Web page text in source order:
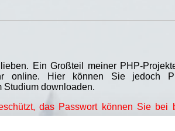
Ein Großteil meiner PHP-
online. Hier können Sie jedoch
Studium downloaden.
das Passwort können Sie bei